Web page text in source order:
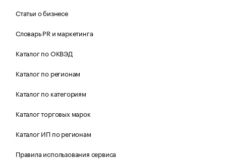
Статьи о бизнесе
Словарь PR и маркетинга
Каталог по ОКВЭД
Каталог по регионам
Каталог по категориям
Каталог торговых марок
Каталог ИП по регионам
Правила использования сервиса